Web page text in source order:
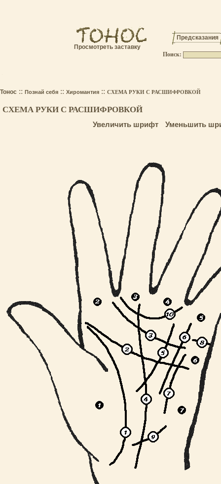
Предсказания
Поиск:
Тонос :: Познай себя :: Хиромантия :: СХЕМА РУКИ С РАСШИФРОВКОЙ
СХЕМА РУКИ С РАСШИФРОВКОЙ
Увеличить шрифт Уменьшить
Просмотреть заставку